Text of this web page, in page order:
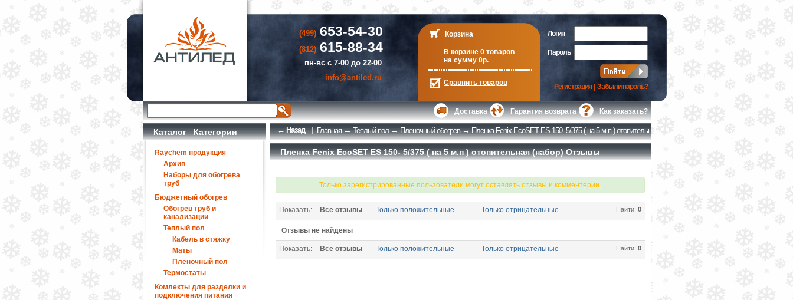
(499)653-54-30
(812)615-88-34
пн-вс с 7-00 до 22-00
info@antiled.ru
Корзина
В корзине 0 товаров
на сумму 0р.
Сравнить товаров
Логин
Пароль
Регистрация| Забыли пароль?
Доставка Гарантия возврата Как заказать?
Каталог Категории
Raychem продукция
Архив
Наборы для обогрева
труб
Бюджетный обогрев
Обогрев труб и
канализации
Теплый пол
Кабель в стяжку
Маты
Пленочный пол
Термостаты
Комлекты для разделки и
подключения питания
← Назад | Главная→Теплый пол→Пленочный обогрев→Пленка Fenix EcoSET ES 150- 5/375 ( на 5 м.п ) отопительная (набор)
Пленка Fenix EcoSET ES 150- 5/375 ( на 5 м.п ) отопительная (набор) Отзывы
Только зарегистрированные пользователи могут оставлять отзывы и комментерии.
Найти: 0
Показать: Все отзывы Только положительные Только отрицательные
Отзывы не найдены
Найти: 0
Показать: Все отзывы Только положительные Только отрицательные